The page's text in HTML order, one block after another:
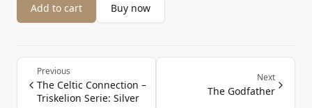
Add to cart Buy now
Previous
The Celtic Connection –
Triskelion Serie: Silver
Next
The Godfather